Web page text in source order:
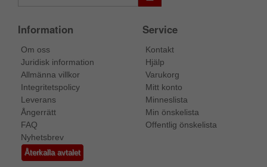
Information
Om oss
Juridisk information
Allmänna villkor
Integritetspolicy
Leverans
Ångerrätt
FAQ
Nyhetsbrev
Återkalla avtalet
Service
Kontakt
Hjälp
Varukorg
Mitt konto
Minneslista
Min önskelista
Offentlig önskelista